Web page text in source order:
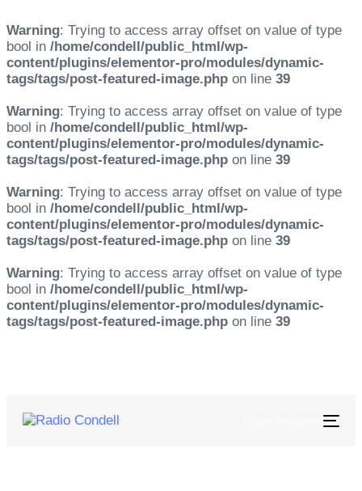
Warning: Trying to access array offset on value of type
bool in /home/condell/public_html/wp-
content/plugins/elementor-pro/modules/dynamic-
tags/tags/post-featured-image.php on line 39
Warning: Trying to access array offset on value of type
bool in /home/condell/public_html/wp-
content/plugins/elementor-pro/modules/dynamic-
tags/tags/post-featured-image.php on line 39
Warning: Trying to access array offset on value of type
bool in /home/condell/public_html/wp-
content/plugins/elementor-pro/modules/dynamic-
tags/tags/post-featured-image.php on line 39
Warning: Trying to access array offset on value of type
bool in /home/condell/public_html/wp-
content/plugins/elementor-pro/modules/dynamic-
tags/tags/post-featured-image.php on line 39